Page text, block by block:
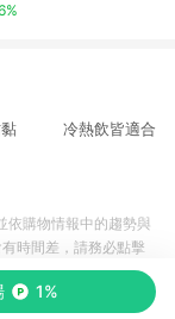
黏 冷熱飲皆適合
1%
依購物情報中的趨勢與
時間差，請務必點擊
訊以合作廠商網頁為